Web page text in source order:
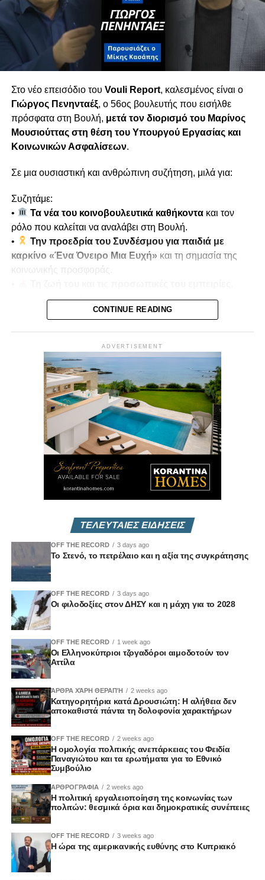
τον νέο κοινοβουλευτικό χάρτη.
Τετάρτη 18/02 στις 6μμ
Στο νέο επεισόδιο του Vouli Report, καλεσμένος είναι ο
Γιώργος Πενηνταέξ, ο 56ος βουλευτής που εισήλθε
πρόσφατα στη Βουλή, μετά τον διορισμό του Μαρίνος
Μουσιούτταςστη θέση του Υπουργού Εργασίας και
Κοινωνικών Ασφαλίσεων.
Σε μια ουσιαστική και ανθρώπινη συζήτηση, μιλά για:
Συζητάμε:
•
Τα νέα του κοινοβουλευτικά καθήκοντακαι τον
ρόλο που καλείται να αναλάβει στη Βουλή.
•
Την προεδρία του Συνδέσμου για παιδιά με
καρκίνο «Ένα Όνειρο Μια Ευχή» και τη σημασία της
κοινωνικής προσφοράς.
μιλώντας ανοιχτά για τον τραυματισμό του κατά την
τουρκική εισβολή του 1974.
Παρουσιάζει οΜίκης Κασάπης
Δευτέρα 22/12 στις 7μμ
Vouli Report— αποκλειστικά στοVouli.TV
CONTINUE READING
ADVERTISEMENT
ΤΕΛΕΥΤΑΙΕΣ ΕΙΔΗΣΕΙΣ
OFF THE RECORD 3 days ago
Το Στενό, το πετρέλαιο και η αξία της συγκράτησης
OFF THE RECORD 3 days ago
Οι φιλοδοξίες στον ΔΗΣΥ και η μάχη για το 2028
OFF THE RECORD 1 week ago
Οι Ελληνοκύπριοι τζογαδόροι αιμοδοτούν τον
Αττίλα
ΆΡΘΡΑ ΧΆΡΗ ΘΕΡΑΠΉ 2 weeks ago
Κατηγορητήρια κατά Δρουσιώτη: Η αλήθεια δεν
αποκαθιστά πάντα τη δολοφονία χαρακτήρων
OFF THE RECORD 2 weeks ago
Η ομολογία πολιτικής ανεπάρκειας του Φειδία
Παναγιώτου και τα ερωτήματα για το Εθνικό
Συμβούλιο
ΑΡΘΡΟΓΡΑΦΙΑ 2 weeks ago
Η πολιτική εργαλειοποίηση της κοινωνίας των
πολιτών: θεσμικά όρια και δημοκρατικές συνέπειες
OFF THE RECORD 3 weeks ago
Η ώρα της αμερικανικής ευθύνης στο Κυπριακό